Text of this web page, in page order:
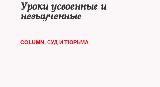
Уроки усвоенные и
невыученные
COLUMN, СУД И ТЮРЬМА